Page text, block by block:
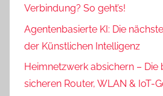
Verbindung? So geht’s!
Agentenbasierte KI: Die
der Künstlichen Intelligenz
Heimnetzwerk absichern – Die
sicheren Router, WLAN & IoT-